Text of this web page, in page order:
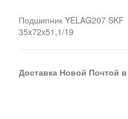
Подшипник YELAG207 SKF
35x72x51,1/19
Доставка Новой Почтой